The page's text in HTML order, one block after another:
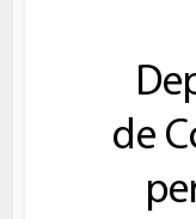
de